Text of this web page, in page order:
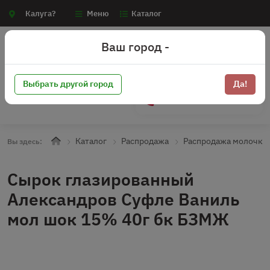
Калуга? Меню Каталог
Вы здесь: Каталог Распродажа Распродажа молочка
Сырок глазированный
Александров Суфле Ваниль
мол шок 15% 40г бк БЗМЖ
Ваш город -
Выбрать другой город Да!